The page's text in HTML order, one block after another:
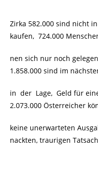
Zirka 582.000 sind nicht
kaufen, 724.000
nen sich nur noch
1.858.000 sind im
in der Lage, Geld für
2.073.000 Österreicher
keine unerwarteten
nackten, traurigen